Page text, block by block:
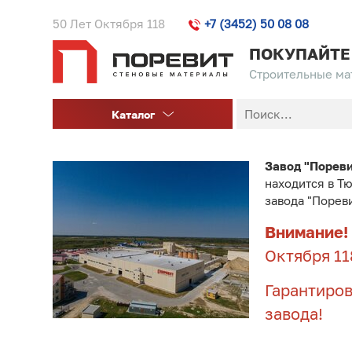
50 Лет Октября 118 +7 (3452) 50 08 08
Строительные
Каталог
Завод
находится в
завода
Внимание!
Октября
завода!